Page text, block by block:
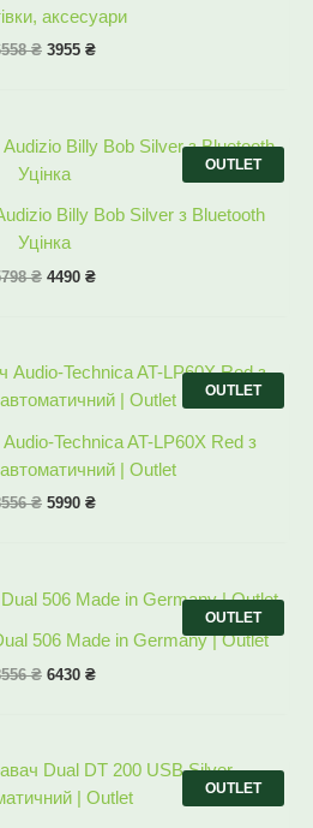
аксесуари
₴ 3955 ₴
Billy Bob Silver з Bluetooth
Уцінка
₴
Оригінальна
5798 ₴.
4490 ₴
Поточна
OUTLET
Audio-Technica AT-LP60X Red з
| Outlet
₴
Оригінальна
8556 ₴.
5990 ₴
Поточна
ціна:
5990 ₴.
OUTLET
506 Made in Germany | Outlet
₴
Оригінальна
8556 ₴.
6430 ₴
Поточна
6430 ₴.
OUTLET
Оригінальна
ціна:
8556 ₴.
Поточна
ціна:
5430 ₴.
OUTLET